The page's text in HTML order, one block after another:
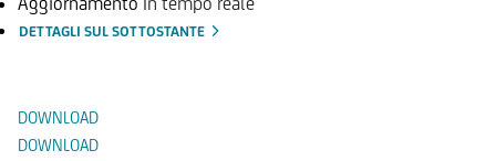
DETTAGLI SUL SOTTOSTANTE
DOWNLOAD
DOWNLOAD